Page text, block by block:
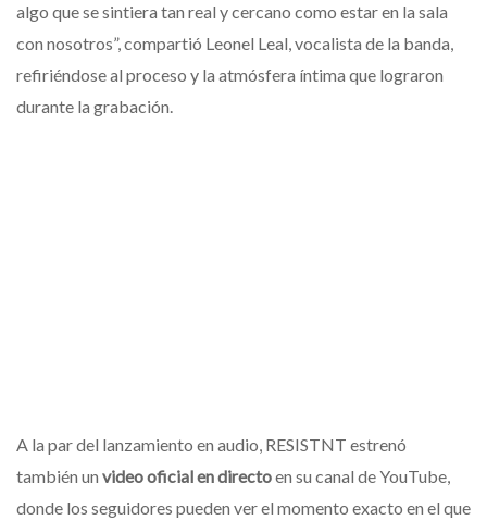
algo que se sintiera tan real y cercano como estar en la sala
con nosotros”, compartió Leonel Leal, vocalista de la banda,
refiriéndose al proceso y la atmósfera íntima que lograron
durante la grabación.
A la par del lanzamiento en audio, RESISTNT estrenó
también un video oficial en directoen su canal de YouTube,
donde los seguidores pueden ver el momento exacto en el que